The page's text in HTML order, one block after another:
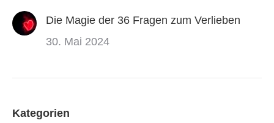
Die Magie der 36 Fragen zum Verlieben
30. Mai 2024
Kategorien